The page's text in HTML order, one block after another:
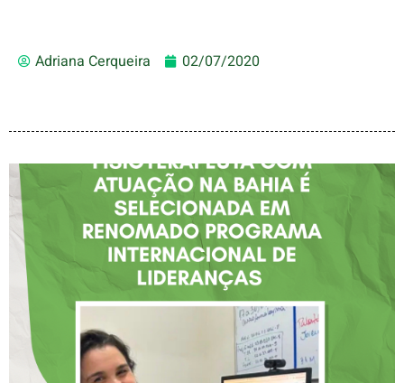
Adriana Cerqueira 02/07/2020
FISIOTERAPEUTA COM
ATUAÇÃO NA BAHIA É
SELECIONADA EM
RENOMADO PROGRAMA
INTERNACIONAL DE
LIDERANÇAS